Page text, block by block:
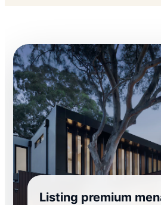
Listing premium